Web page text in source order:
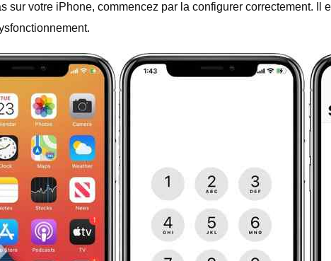
sur votre iPhone, commencez par la configurer correctement.